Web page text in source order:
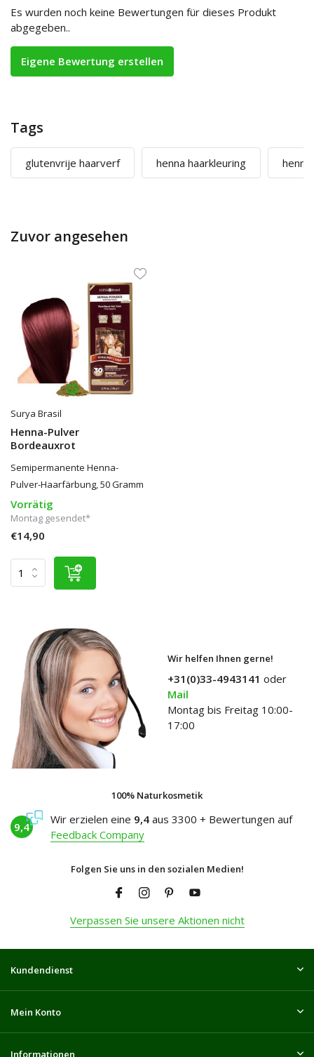
Es wurden noch keine Bewertungen für dieses Produkt
abgegeben..
Eigene Bewertung erstellen
Tags
glutenvrije haarverf henna haarkleuring
Zuvor angesehen
Surya Brasil
Henna-Pulver
Bordeauxrot
Semipermanente Henna-
Pulver-Haarfärbung, 50 Gramm
Vorrätig
Montag gesendet*
€14,90
Wir helfen Ihnen gerne!
+31(0)33-4943141 oder
Mail
Montag bis Freitag 10:00-
17:00
100% Naturkosmetik
9,4
Wir erzielen eine 9,4 aus 3300 + Bewertungen auf
Feedback Company
Folgen Sie uns in den sozialen Medien!
Verpassen Sie unsere Aktionen nicht
Kundendienst
Mein Konto
Informationen